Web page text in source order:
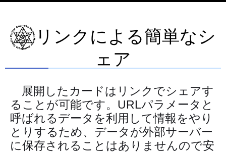
リンクによる簡単なシ
ェア
展開したカードはリンクでシェアす
ることが可能です。URLパラメータと
呼ばれるデータを利用して情報をやり
とりするため、データが外部サーバー
に保存されることはありませんので安